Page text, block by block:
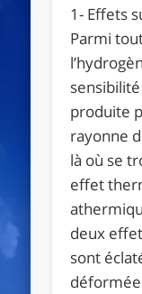
1- Effets
Parmi
produite
rayonne
là où se
effet
deux
sont